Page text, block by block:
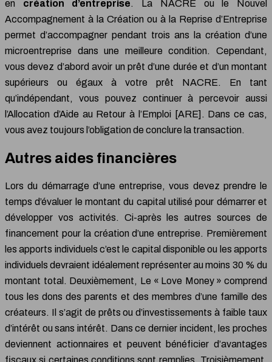
en création d’entreprise. La NACRE ou le Nouvel
Accompagnement à la Création ou à la Reprise d’Entreprise
permet d’accompagner pendant trois ans la création d’une
microentreprise dans une meilleure condition. Cependant,
vous devez d’abord avoir un prêt d’une durée et d’un montant
supérieurs ou égaux à votre prêt NACRE. En tant
qu’indépendant, vous pouvez continuer à percevoir aussi
l’Allocation d’Aide au Retour à l’Emploi [ARE]. Dans ce cas,
vous avez toujours l’obligation de conclure la transaction.
Autres aides financières
Lors du démarrage d’une entreprise, vous devez prendre le
temps d’évaluer le montant du capital utilisé pour démarrer et
développer vos activités. Ci-après les autres sources de
financement pour la création d’une entreprise. Premièrement
les apports individuels c’est le capital disponible ou les apports
individuels devraient idéalement représenter au moins 30 % du
montant total. Deuxièmement, Le « Love Money » comprend
tous les dons des parents et des membres d’une famille des
créateurs. Il s’agit de prêts ou d’investissements à faible taux
d’intérêt ou sans intérêt. Dans ce dernier incident, les proches
deviennent actionnaires et peuvent bénéficier d’avantages